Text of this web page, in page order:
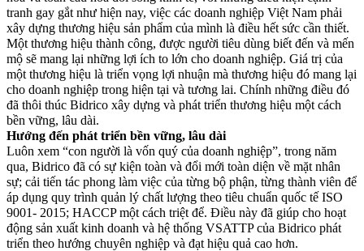
tranh gay gắt như hiện nay, việc các doanh nghiệp Việt Nam phải
xây dựng thương hiệu sản phẩm của mình là điều hết sức cần thiết.
Một thương hiệu thành công, được người tiêu dùng biết đến và mến
mộ sẽ mang lại những lợi ích to lớn cho doanh nghiệp. Giá trị của
một thương hiệu là triển vọng lợi nhuận mà thương hiệu đó mang lại
cho doanh nghiệp trong hiện tại và tương lai. Chính những điều đó
đã thôi thúc Bidrico xây dựng và phát triển thương hiệu một cách
bền vững, lâu dài.
Hướng đến phát triển bền vững, lâu dài
Luôn xem “con người là vốn quý của doanh nghiệp”, trong năm
qua, Bidrico đã có sự kiện toàn và đổi mới toàn diện về mặt nhân
sự; cải tiến tác phong làm việc của từng bộ phận, từng thành viên để
áp dụng quy trình quản lý chất lượng theo tiêu chuẩn quốc tế ISO
9001- 2015; HACCP một cách triệt để. Điều này đã giúp cho hoạt
động sản xuất kinh doanh và hệ thống VSATTP của Bidrico phát
triển theo hướng chuyên nghiệp và đạt hiệu quả cao hơn.